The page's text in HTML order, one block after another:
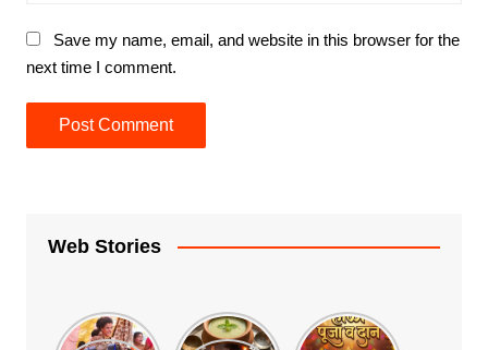
Save my name, email, and website in this browser for the
next time I comment.
Web Stories